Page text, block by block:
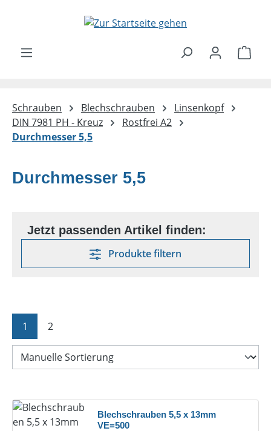
Zum Hauptinhalt springen
Schrauben Blechschrauben
Linsenkopf
DIN 7981 PH - Kreuz
Rostfrei A2
Durchmesser 5,5
Durchmesser 5,5
Produkte filtern
Seite
1 Seite
2
Blechschrauben 5,5 x 13mm
VE=500